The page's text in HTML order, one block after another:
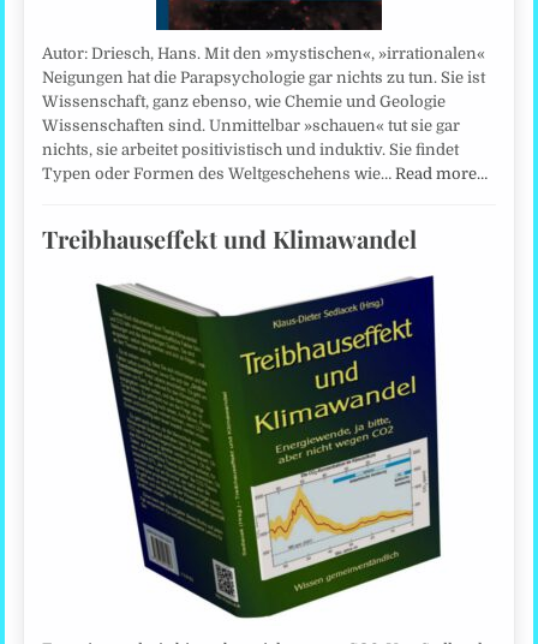
Autor: Driesch, Hans. Mit den »mystischen«, »irrationalen«
Neigungen hat die Parapsychologie gar nichts zu tun. Sie ist
Wissenschaft, ganz ebenso, wie Chemie und Geologie
Wissenschaften sind. Unmittelbar »schauen« tut sie gar
nichts, sie arbeitet positivistisch und induktiv. Sie findet
Typen oder Formen des Weltgeschehens wie…Read more…
Treibhauseffekt und Klimawandel